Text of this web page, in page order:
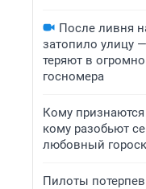
После ливня
затопило улицу
теряют в
госномера
Кому
кому разобьют
любовный
Пилоты